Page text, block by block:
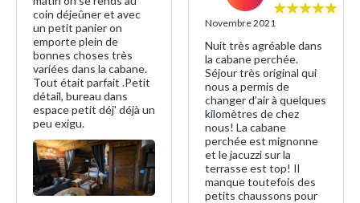
coin déjeûner et avec
un petit panier on
emporte plein de
bonnes choses très
variées dans la cabane.
Tout était parfait .Petit
détail, bureau dans
espace petit déj' déjà un
peu exigu.
Novembre 2021
Nuit très agréable dans
la cabane perchée.
Séjour très original qui
nous a permis de
changer d’air à quelques
kilomètres de chez
nous! La cabane
perchée est mignonne
et le jacuzzi sur la
terrasse est top! Il
manque toutefois des
petits chaussons pour